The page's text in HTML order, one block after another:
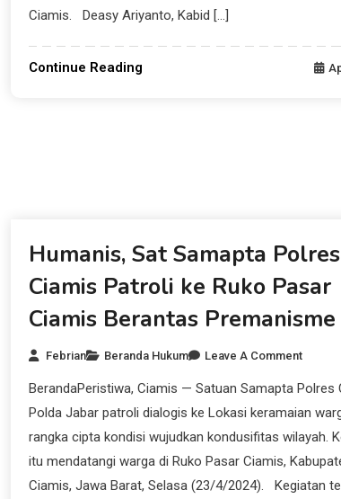
Ciamis. Deasy Ariyanto, Kabid […]
Continue Reading
Humanis, Sat Samapta Polres
Ciamis Patroli ke Ruko Pasar
Ciamis Berantas Premanisme
Febrian Beranda Hukum Leave A Comment
BerandaPeristiwa, Ciamis — Satuan Samapta Polres
Polda Jabar patroli dialogis ke Lokasi keramaian
rangka cipta kondisi wujudkan kondusifitas wilayah.
itu mendatangi warga di Ruko Pasar Ciamis,
Ciamis, Jawa Barat, Selasa (23/4/2024). Kegiatan